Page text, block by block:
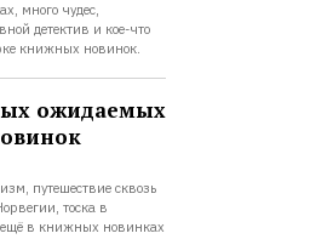
много чудес,
детектив и кое-что
книжных новинок.
ожидаемых
путешествие сквозь
тоска в
ещё в книжных новинках